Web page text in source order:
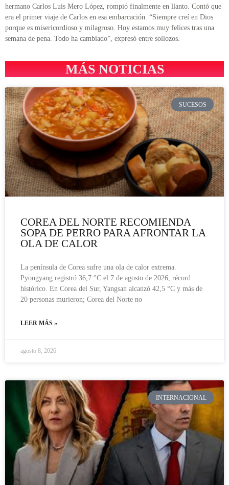
hermano Carlos Luis Mero López, rompió finalmente en llanto. Contó que
era el primer viaje de Carlos en esa embarcación. “Siempre creí en Dios
porque es misericordioso y milagroso. Hoy estamos muy felices tras una
semana de pena. Todo ha cambiado”, expresó entre sollozos.
MÁS NOTICIAS
SUCESOS
COREA DEL NORTE RECOMIENDA
SOPA DE PERRO PARA AFRONTAR LA
OLA DE CALOR
La península de Corea sufre una ola de calor extrema.
Pyongyang registró 36,7 °C el 7 de agosto de 2026, récord
histórico. En Corea del Sur, Yangsan alcanzó 42,5 °C y más de
20 personas murieron; Corea del Norte no
LEER MÁS »
agosto 8, 2026
INTERNACIONAL